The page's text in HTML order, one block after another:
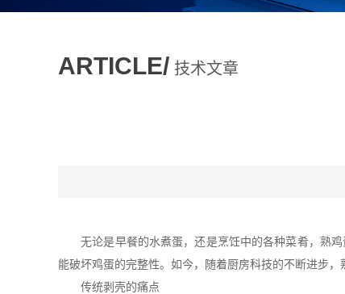
ARTICLE/ 技术文章
无论是早餐的水煮蛋，还是烹饪中的各种菜肴，熟鸡
能破坏鸡蛋的完整性。如今，随着厨房科技的不断进步
传统剥壳的痛点